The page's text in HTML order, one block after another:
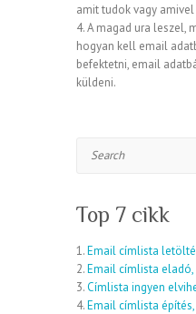
amit tudok vagy
4. A magad ura leszel,
hogyan kell email
befektetni, email
küldeni.
Top 7 cikk
1.Email címlista
2.Email címlista
3.Címlista ingyen
4.Email címlista